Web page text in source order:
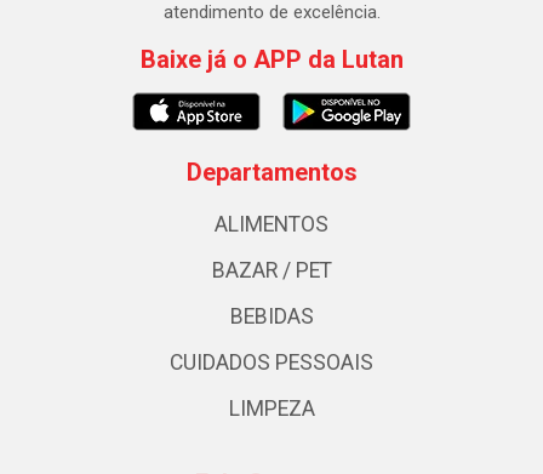
atendimento de excelência.
Baixe já o APP da Lutan
Departamentos
ALIMENTOS
BAZAR / PET
BEBIDAS
CUIDADOS PESSOAIS
LIMPEZA